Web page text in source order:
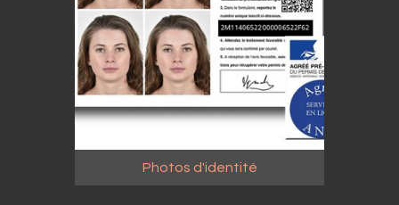
Photos d'identité